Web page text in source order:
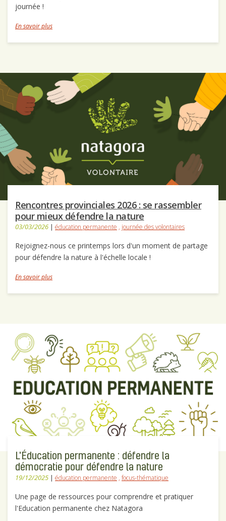
journée !
En savoir plus
Rencontres provinciales 2026 : se rassembler
pour mieux défendre la nature
03/03/2026 | éducation permanente , journée des volontaires
Rejoignez-nous ce printemps lors d'un moment de partage
pour défendre la nature à l'échelle locale !
En savoir plus
L'Éducation permanente : défendre la
démocratie pour défendre la nature
19/12/2025 | éducation permanente , focus-thématique
Une page de ressources pour comprendre et pratiquer
l'Education permanente chez Natagora